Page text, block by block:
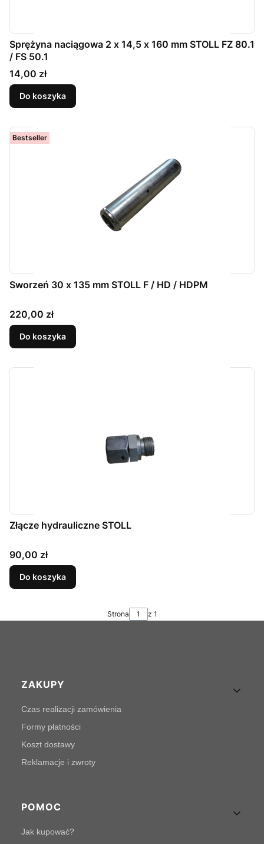
Sprężyna naciągowa 2 x 14,5 x 160 mm STOLL FZ 80.1
/ FS 50.1
Cena
14,00 zł
Do koszyka
Bestseller
Sworzeń 30 x 135 mm STOLL F / HD / HDPM
Cena
220,00 zł
Do koszyka
Złącze hydrauliczne STOLL
Cena
90,00 zł
Do koszyka
Strona z 1
Linki w stopce
ZAKUPY
Czas realizacji zamówienia
Formy płatności
Koszt dostawy
Reklamacje i zwroty
POMOC
Jak kupować?